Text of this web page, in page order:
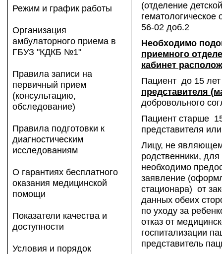
Режим и график работы
Организация
амбулаторного приема в
ГБУЗ "КДКБ №1"
Правила записи на
первичный прием
(консультацию,
обследование)
Правила подготовки к
диагностическим
исследованиям
О гарантиях бесплатного
оказания медицинской
помощи
Показатели качества и
доступности
Условия и порядок
(отделение
56-02 доб.2
Необходимо
приемного
кабинет
Пациент до 15 лет
представителя
добровольного
Пациент старше
представителя
Лицу, не
родственники,
необходимо
заявление
стационара) от
данных обеих
по уходу за
отказ от
госпитализации
представитель